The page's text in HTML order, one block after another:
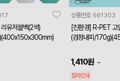
유저블백(2색)
상품번호 661303
[친환경] R-PET 고
(검정내피/
1,410원 ~
칼라인쇄